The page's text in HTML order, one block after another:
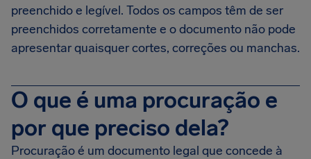
preenchido e legível. Todos os campos têm de ser
preenchidos corretamente e o documento não pode
apresentar quaisquer cortes, correções ou manchas.
O que é uma procuração e
por que preciso dela?
Procuração é um documento legal que concede à